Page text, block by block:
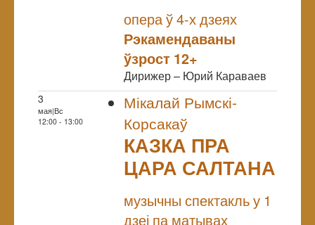
опера ў 4-х дзеях
Рэкамендаваны
ўзрост 12+
Дирижер – Юрий Караваев
3
мая|Вс
12:00 - 13:00
Мікалай Рымскі-
Корсакаў
КАЗКА ПРА
ЦАРА САЛТАНА
музычны спектакль у 1
дзеі па матывах